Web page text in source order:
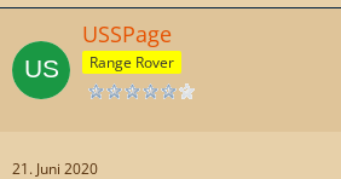
USSPage
Range Rover
21. Juni 2020